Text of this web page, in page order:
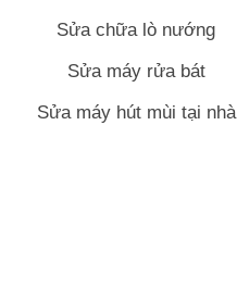
Sửa chữa lò nướng
Sửa máy rửa bát
Sửa máy hút mùi tại nhà